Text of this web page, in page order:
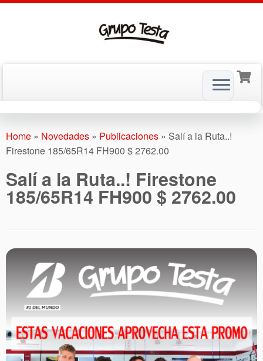
to
content
Home » Novedades » Publicaciones » Salí a la Ruta..!
Firestone 185/65R14 FH900 $ 2762.00
Salí a la Ruta..! Firestone
185/65R14 FH900 $ 2762.00